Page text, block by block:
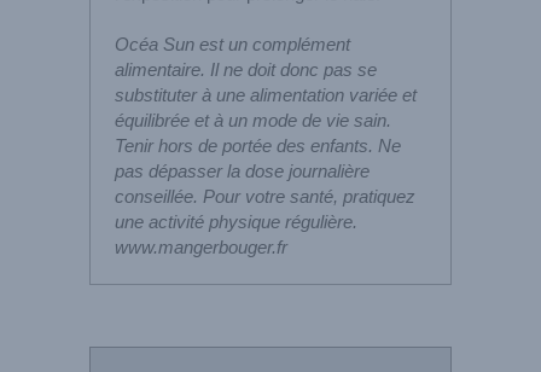
Océa Sun est un complément
alimentaire. Il ne doit donc pas se
substituter à une alimentation variée et
équilibrée et à un mode de vie sain.
Tenir hors de portée des enfants. Ne
pas dépasser la dose journalière
conseillée. Pour votre santé, pratiquez
une activité physique régulière.
www.mangerbouger.fr